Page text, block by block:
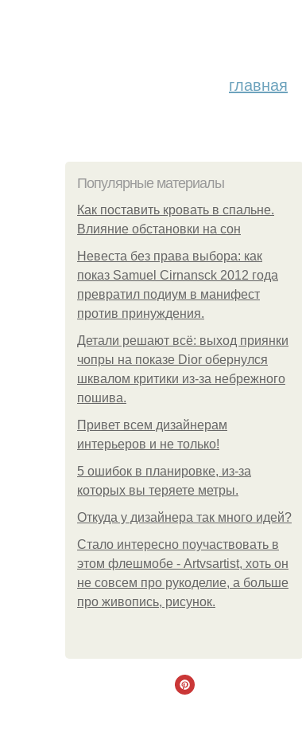
главная
Популярные материалы
Как поставить кровать в спальне.
Влияние обстановки на сон
Невеста без права выбора: как
показ Samuel Cirnansck 2012 года
превратил подиум в манифест
против принуждения.
Детали решают всё: выход приянки
чопры на показе Dior обернулся
шквалом критики из-за небрежного
пошива.
Привет всем дизайнерам
интерьеров и не только!
5 ошибок в планировке, из-за
которых вы теряете метры.
Откуда у дизайнера так много идей?
Стало интересно поучаствовать в
этом флешмобе - Artvsartist, хоть он
не совсем про рукоделие, а больше
про живопись, рисунок.